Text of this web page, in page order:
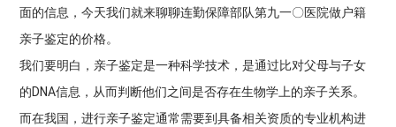
面的信息，今天我们就来聊聊连勤保障部队第九一〇医院做户籍
亲子鉴定的价格。
我们要明白，亲子鉴定是一种科学技术，是通过比对父母与子女
的DNA信息，从而判断他们之间是否存在生物学上的亲子关系。
而在我国，进行亲子鉴定通常需要到具备相关资质的专业机构进